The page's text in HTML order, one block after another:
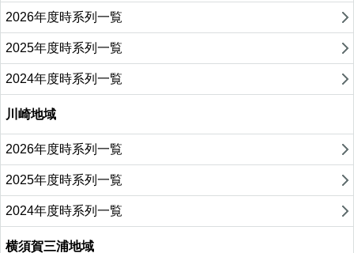
2026年度時系列一覧
2025年度時系列一覧
2024年度時系列一覧
川崎地域
2026年度時系列一覧
2025年度時系列一覧
2024年度時系列一覧
横須賀三浦地域